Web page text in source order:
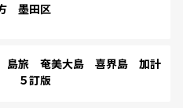
墨田区
島旅 奄美大島 喜界島 加計
５訂版